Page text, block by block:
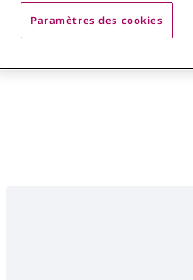
Paramètres des cookies